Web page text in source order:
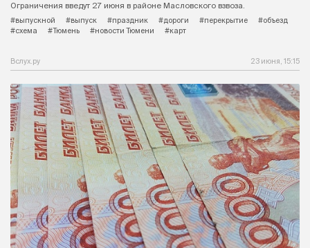
Ограничения введут 27 июня в районе Масловского взвоза.
#выпускной
#выпуск #праздник #дороги #перекрытие
#объезд
#схема
#Тюмень #новости Тюмени #карт
Вслух.ру 23 июня, 15:15